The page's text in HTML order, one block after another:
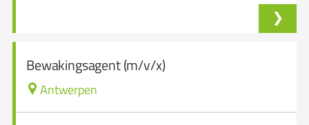
Bewakingsagent (m/v/x)
Antwerpen